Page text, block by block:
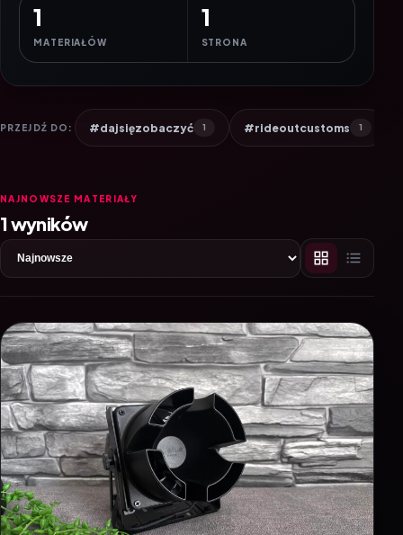
1
MATERIAŁÓW
1
STRONA
PRZEJDŹ DO: #dajsięzobaczyć 1 #rideoutcustoms 1
NAJNOWSZE MATERIAŁY
1 wyników